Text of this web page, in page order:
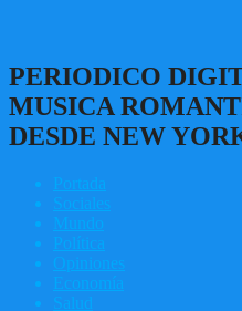
PERIODICO
MUSICA
DESDE NEW
Portada
Sociales
Mundo
Política
Opiniones
Economía
Salud